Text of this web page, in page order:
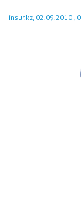
insur.kz, 02.09.2010 ,